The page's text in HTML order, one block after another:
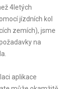
4letých
jízdních kol
zemích), jsme
na
aplikace